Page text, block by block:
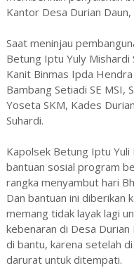
Kantor Desa Durian
Saat meninjau
Betung Iptu Yuly
Kanit Binmas Ipda Hendra
Bambang Setiadi SE MSI,
Yoseta SKM, Kades
Suhardi.
Kapolsek Betung Iptu Yuli
bantuan sosial program
rangka menyambut hari
Dan bantuan ini diberikan
memang tidak layak lagi
kebenaran di Desa
di bantu, karena setelah
darurat untuk ditempati.